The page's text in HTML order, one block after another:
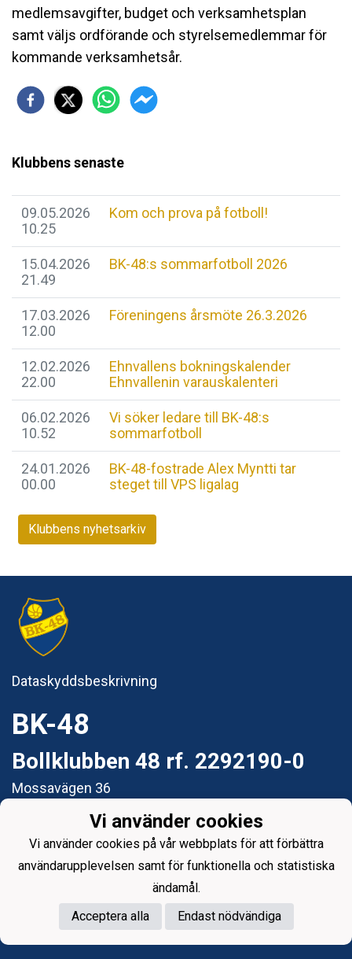
medlemsavgifter, budget och verksamhetsplan
samt väljs ordförande och styrelsemedlemmar för
kommande verksamhetsår.
Klubbens senaste
09.05.2026
10.25
Kom och prova på fotboll!
15.04.2026
21.49
BK-48:s sommarfotboll 2026
17.03.2026
12.00
Föreningens årsmöte 26.3.2026
12.02.2026
22.00
Ehnvallens bokningskalender
Ehnvallenin varauskalenteri
06.02.2026
10.52
Vi söker ledare till BK-48:s
sommarfotboll
24.01.2026
00.00
BK-48-fostrade Alex Myntti tar
steget till VPS ligalag
Klubbens nyhetsarkiv
Dataskyddsbeskrivning
BK-48
Bollklubben 48 rf. 2292190-0
Mossavägen 36
65280 Vasa
e-post: styrelsen@bk48.fi
Powered by
Vi använder cookies
Vi använder cookies på vår webbplats för att förbättra
användarupplevelsen samt för funktionella och statistiska
ändamål.
Acceptera alla
Endast nödvändiga